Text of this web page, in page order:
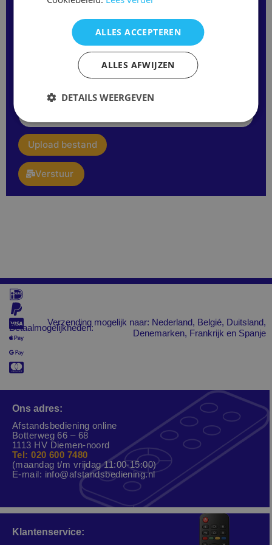
mail
upload
Upload bestand
Verstuur
Betaalmogelijkheden:
Verzending mogelijk naar: Nederland, Belgié, Duitsland,
Denemarken, Frankrijk en Spanje
Ons adres:
Afstandsbediening online
Botterweg 66 – 68
1113 HV Diemen-noord
Tel: 020 600 7480
(maandag t/m vrijdag 11:00-15:00)
E-mail: info@afstandsbediening.nl
Klantenservice:
ALLES ACCEPTEREN
ALLES AFWIJZEN
DETAILS WEERGEVEN